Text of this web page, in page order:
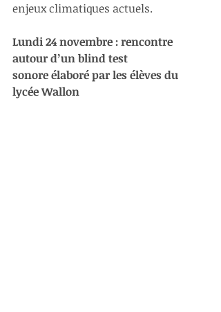
enjeux climatiques actuels.
Lundi 24 novembre : rencontre
autour d’un blind test
sonore élaboré par les élèves du
lycée Wallon